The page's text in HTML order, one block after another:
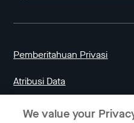
Pemberitahuan Privasi
Atribusi Data
We value your